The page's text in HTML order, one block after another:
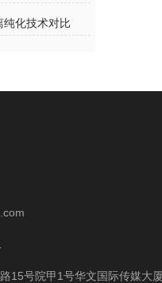
纯化技术对比
15号院甲1号华文国际传媒大